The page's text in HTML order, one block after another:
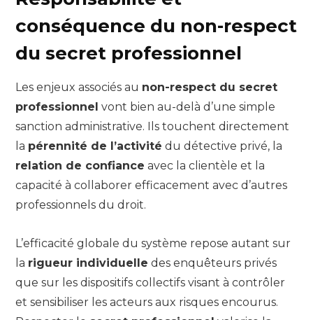
conséquence du non-respect
du secret professionnel
Les enjeux associés au non-respect du secret
professionnel vont bien au-delà d’une simple
sanction administrative. Ils touchent directement
la pérennité de l’activité du détective privé, la
relation de confiance avec la clientèle et la
capacité à collaborer efficacement avec d’autres
professionnels du droit.
L’efficacité globale du système repose autant sur
la rigueur individuelle des enquêteurs privés
que sur les dispositifs collectifs visant à contrôler
et sensibiliser les acteurs aux risques encourus.